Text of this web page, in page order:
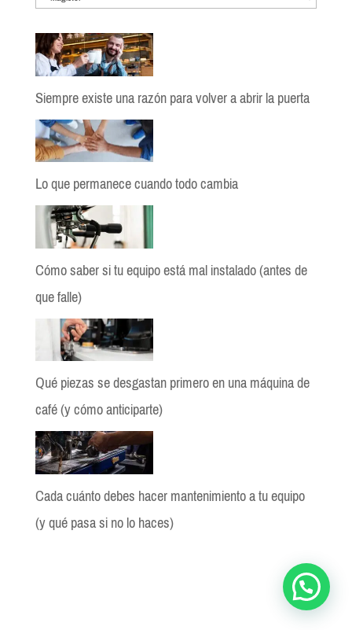
Siempre existe una razón para volver a abrir la puerta
Lo que permanece cuando todo cambia
Cómo saber si tu equipo está mal instalado (antes de
que falle)
Qué piezas se desgastan primero en una máquina de
café (y cómo anticiparte)
Cada cuánto debes hacer mantenimiento a tu equipo
(y qué pasa si no lo haces)